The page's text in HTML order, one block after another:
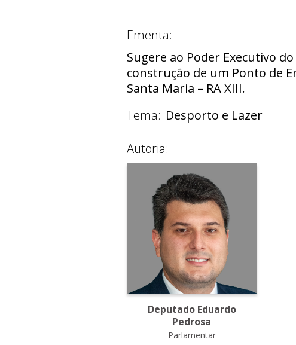
Ementa:
Sugere ao Poder Executivo
construção de um Ponto de
Santa Maria – RA XIII.
Tema: Desporto e Lazer
Autoria:
Deputado Eduardo
Pedrosa
Parlamentar